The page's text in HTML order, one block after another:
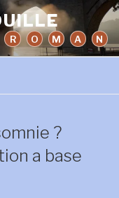
R O M A N
?
a base